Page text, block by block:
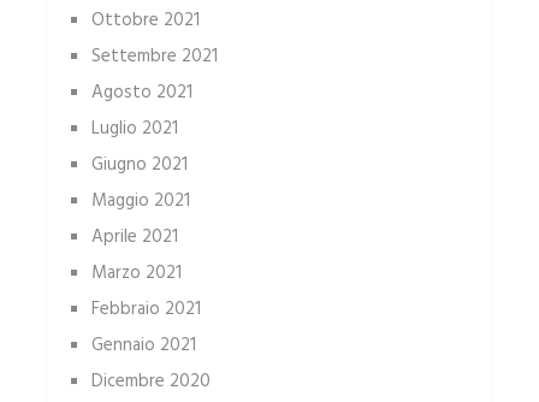
Ottobre 2021
Settembre 2021
Agosto 2021
Luglio 2021
Giugno 2021
Maggio 2021
Aprile 2021
Marzo 2021
Febbraio 2021
Gennaio 2021
Dicembre 2020